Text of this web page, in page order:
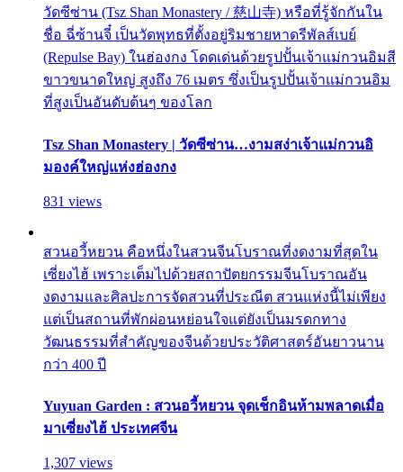
วัดซีซ่าน (Tsz Shan Monastery / 慈山寺) หรือที่รู้จักกันใน
ชื่อ ฉี่ซ้านจี๋ เป็นวัดพุทธที่ตั้งอยู่ริมชายหาดรีพัลส์เบย์
(Repulse Bay) ในฮ่องกง โดดเด่นด้วยรูปปั้นเจ้าแม่กวนอิมสี
ขาวขนาดใหญ่ สูงถึง 76 เมตร ซึ่งเป็นรูปปั้นเจ้าแม่กวนอิม
ที่สูงเป็นอันดับต้นๆ ของโลก
Tsz Shan Monastery | วัดซีซ่าน…งามสง่าเจ้าแม่กวนอิ
มองค์ใหญ่แห่งฮ่องกง
831 views
สวนอวี้หยวน คือหนึ่งในสวนจีนโบราณที่งดงามที่สุดใน
เซี่ยงไฮ้ เพราะเต็มไปด้วยสถาปัตยกรรมจีนโบราณอัน
งดงามและศิลปะการจัดสวนที่ประณีต สวนแห่งนี้ไม่เพียง
แต่เป็นสถานที่พักผ่อนหย่อนใจแต่ยังเป็นมรดกทาง
วัฒนธรรมที่สำคัญของจีนด้วยประวัติศาสตร์อันยาวนาน
กว่า 400 ปี
Yuyuan Garden : สวนอวี้หยวน จุดเช็กอินห้ามพลาดเมื่อ
มาเซี่ยงไฮ้ ประเทศจีน
1,307 views